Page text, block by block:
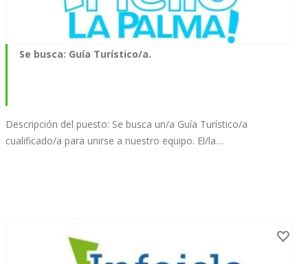
Se busca: Guía Turístico/a.
Descripción del puesto: Se busca un/a Guía Turístico/a
cualificado/a para unirse a nuestro equipo. El/la…